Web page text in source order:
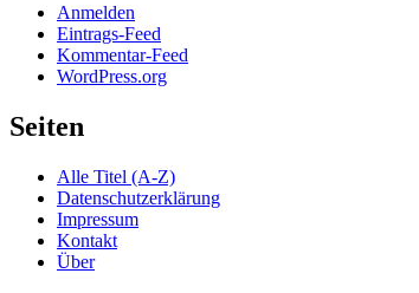
Anmelden
Eintrags-Feed
Kommentar-Feed
WordPress.org
Seiten
Alle Titel (A-Z)
Datenschutzerklärung
Impressum
Kontakt
Über